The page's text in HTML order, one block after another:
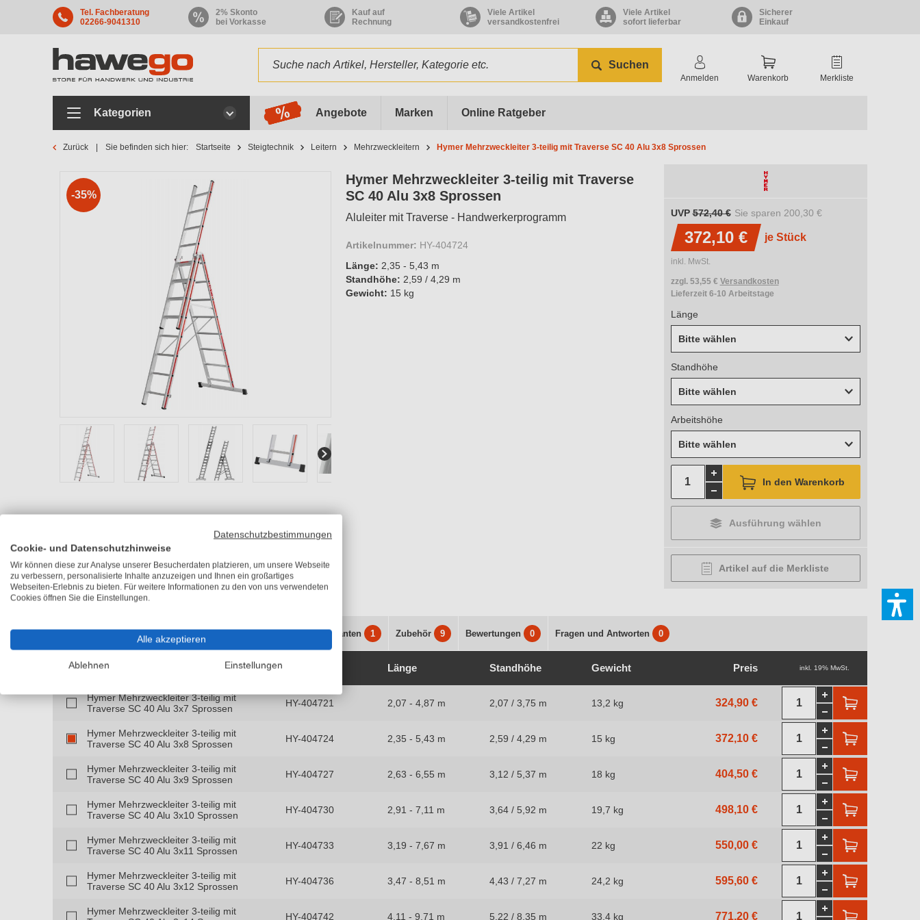
Tel. Fachberatung
02266-9041310
2% Skonto
bei Vorkasse
Kauf auf
Rechnung
Viele Artikel
versandkostenfrei
Viele Artikel
sofort lieferbar
Sicherer
Einkauf
Suchen
Anmelden Warenkorb Merkliste
Kategorien Angebote Marken Online Ratgeber
Zurück Sie befinden sich hier: Startseite Steigtechnik Leitern Mehrzweckleitern Hymer Mehrzweckleiter 3-teilig mit Traverse SC 40 Alu 3x8 Sprossen
-35%
Hymer Mehrzweckleiter 3-teilig mit Traverse
SC 40 Alu 3x8 Sprossen
Aluleiter mit Traverse - Handwerkerprogramm
Artikelnummer: HY-404724
Länge: 2,35 - 5,43 m
Standhöhe: 2,59 / 4,29 m
Gewicht: 15 kg
UVP572,40 € Sie sparen 200,30 €
372,10 € je Stück
inkl. MwSt.
zzgl. 53,55 € Versandkosten
Lieferzeit 6-10 Arbeitstage
Länge
Bitte wählen
Standhöhe
Bitte wählen
Arbeitshöhe
Bitte wählen
In den Warenkorb
Ausführung wählen
Artikel auf die Merkliste
Ausführungen Beschreibung Varianten 1 Zubehör 9 Bewertungen 0 Fragen und Antworten 0
Artikel Länge Standhöhe Gewicht Preis inkl. 19% MwSt.
Hymer Mehrzweckleiter 3-teilig mit
Traverse SC 40 Alu 3x7 Sprossen
HY-404721 2,07 - 4,87 m 2,07 / 3,75 m 13,2 kg 324,90 €
Hymer Mehrzweckleiter 3-teilig mit
Traverse SC 40 Alu 3x8 Sprossen
HY-404724 2,35 - 5,43 m 2,59 / 4,29 m 15 kg 372,10 €
Hymer Mehrzweckleiter 3-teilig mit
Traverse SC 40 Alu 3x9 Sprossen
HY-404727 2,63 - 6,55 m 3,12 / 5,37 m 18 kg 404,50 €
Hymer Mehrzweckleiter 3-teilig mit
Traverse SC 40 Alu 3x10 Sprossen
HY-404730 2,91 - 7,11 m 3,64 / 5,92 m 19,7 kg 498,10 €
Hymer Mehrzweckleiter 3-teilig mit
Traverse SC 40 Alu 3x11 Sprossen
HY-404733 3,19 - 7,67 m 3,91 / 6,46 m 22 kg 550,00 €
Hymer Mehrzweckleiter 3-teilig mit
Traverse SC 40 Alu 3x12 Sprossen
HY-404736 3,47 - 8,51 m 4,43 / 7,27 m 24,2 kg 595,60 €
Hymer Mehrzweckleiter 3-teilig mit
HY-404742 4,11 - 9,71 m 5,22 / 8,35 m 33,4 kg 771,20 €
Datenschutzbestimmungen
Cookie- und Datenschutzhinweise
Wir können diese zur Analyse unserer Besucherdaten platzieren, um unsere Webseite
zu verbessern, personalisierte Inhalte anzuzeigen und Ihnen ein großartiges
Webseiten-Erlebnis zu bieten. Für weitere Informationen zu den von uns verwendeten
Cookies öffnen Sie die Einstellungen.
Alle akzeptieren
Ablehnen Einstellungen